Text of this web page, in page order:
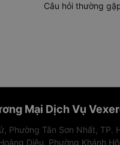
Câu hỏi thường
Mại Dịch Vụ
Tân Sơn Nhất, TP.
Diệu, Phường Khánh